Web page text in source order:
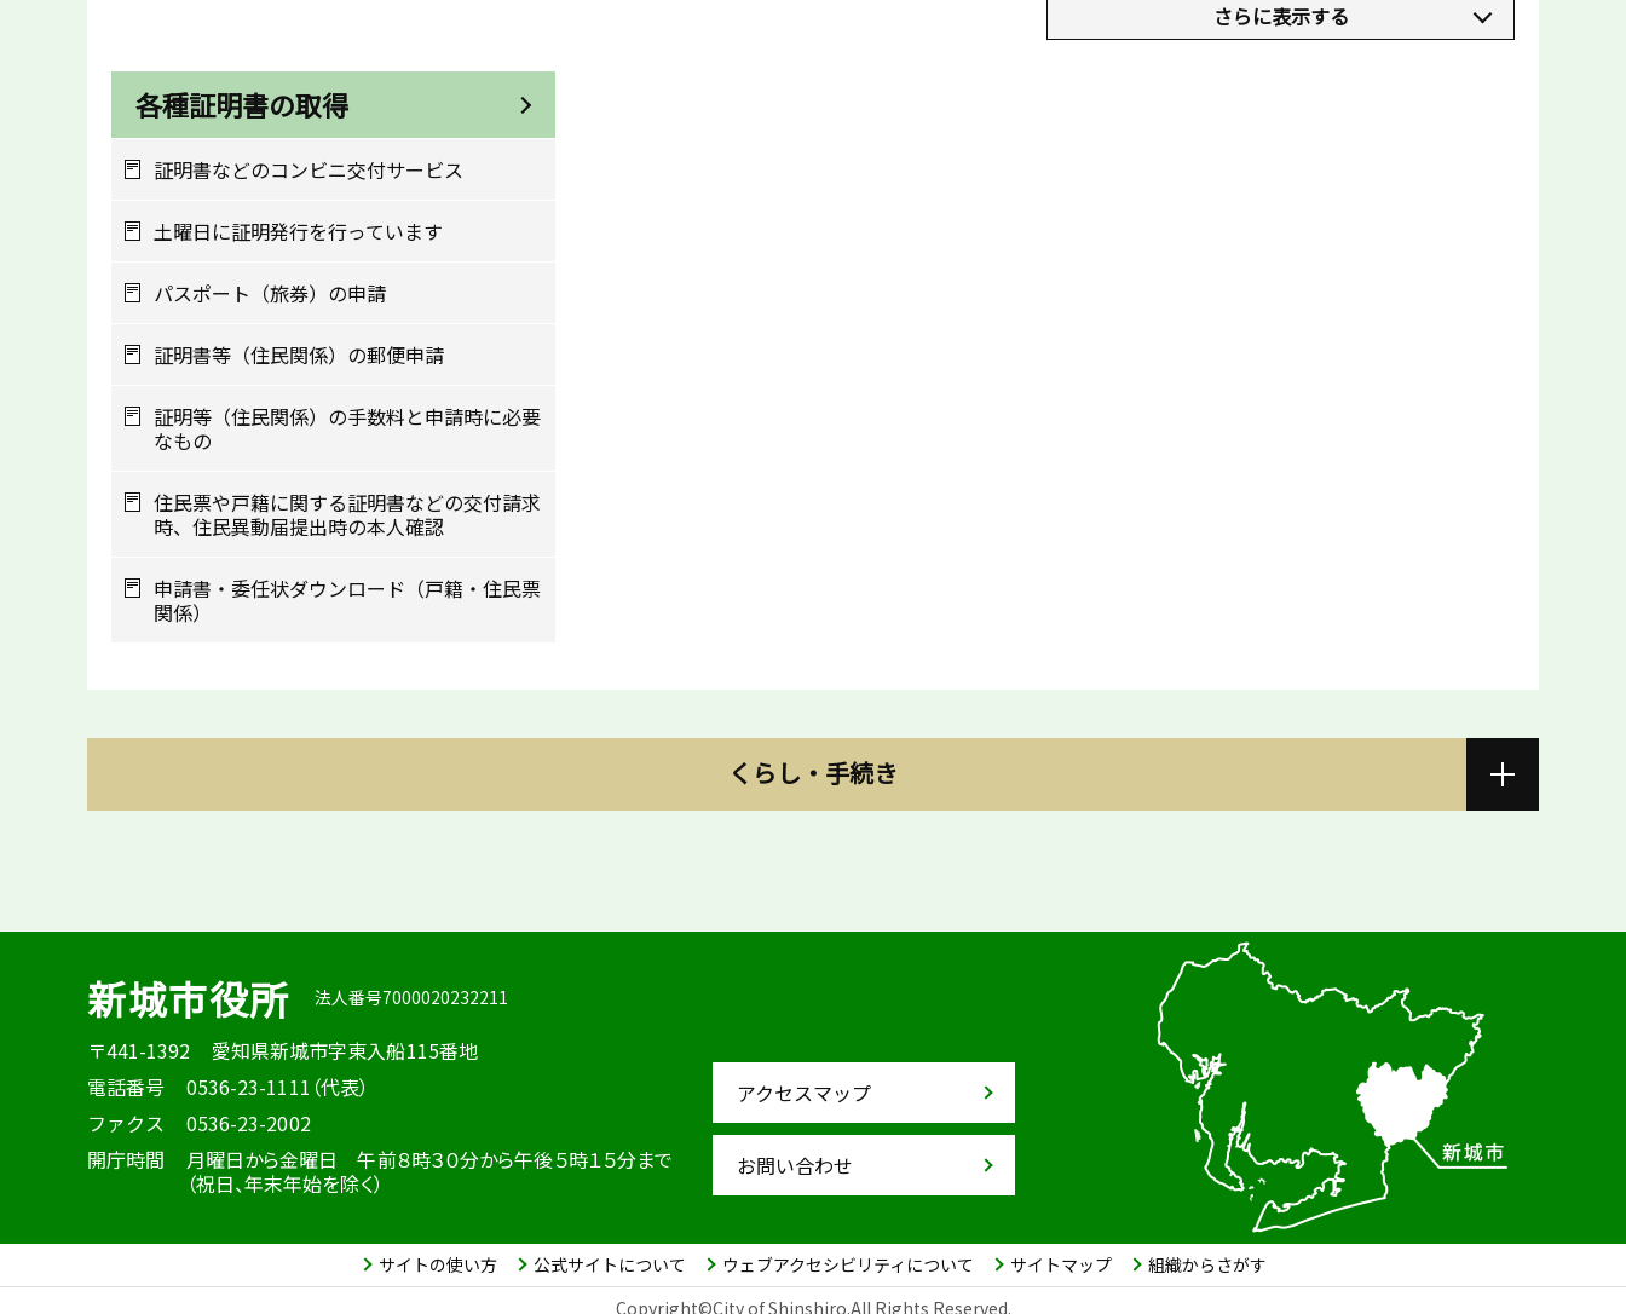
さらに表示する
各種証明書の取得
証明書などのコンビニ交付サービス
土曜日に証明発行を行っています
パスポート（旅券）の申請
証明書等（住民関係）の郵便申請
証明等（住民関係）の手数料と申請時に必要
なもの
住民票や戸籍に関する証明書などの交付請求
時、住民異動届提出時の本人確認
申請書・委任状ダウンロード（戸籍・住民票
関係）
くらし・手続き
新城市役所 法人番号7000020232211
〒441-1392
愛知県新城市字東入船115番地
電話番号
0536-23-1111（代表）
ファクス
0536-23-2002
開庁時間
月曜日から金曜日 午前８時３０分から午後５時１５分まで
（祝日、年末年始を除く）
アクセスマップ
お問い合わせ
サイトの使い方 公式サイトについて ウェブアクセシビリティについて サイトマップ
組織からさがす
Copyright©City of Shinshiro.All Rights Reserved.